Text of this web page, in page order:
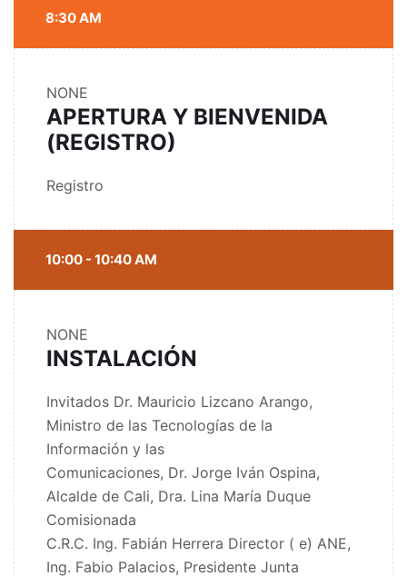
8:30 AM
NONE
APERTURA Y BIENVENIDA
(REGISTRO)
Registro
10:00 - 10:40 AM
NONE
INSTALACIÓN
Invitados Dr. Mauricio Lizcano Arango,
Ministro de las Tecnologías de la
Información y las
Comunicaciones, Dr. Jorge Iván Ospina,
Alcalde de Cali, Dra. Lina María Duque
Comisionada
C.R.C. Ing. Fabián Herrera Director ( e) ANE,
Ing. Fabio Palacios, Presidente Junta